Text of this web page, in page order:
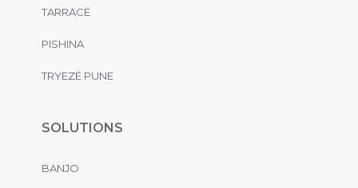
TARRACË
PISHINA
TRYEZË PUNE
SOLUTIONS
BANJO